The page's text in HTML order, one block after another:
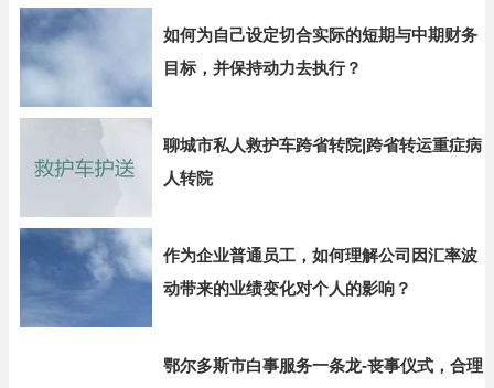
如何为自己设定切合实际的短期与中期财务
目标，并保持动力去执行？
聊城市私人救护车跨省转院|跨省转运重症病
人转院
作为企业普通员工，如何理解公司因汇率波
动带来的业绩变化对个人的影响？
鄂尔多斯市白事服务一条龙-丧事仪式，合理